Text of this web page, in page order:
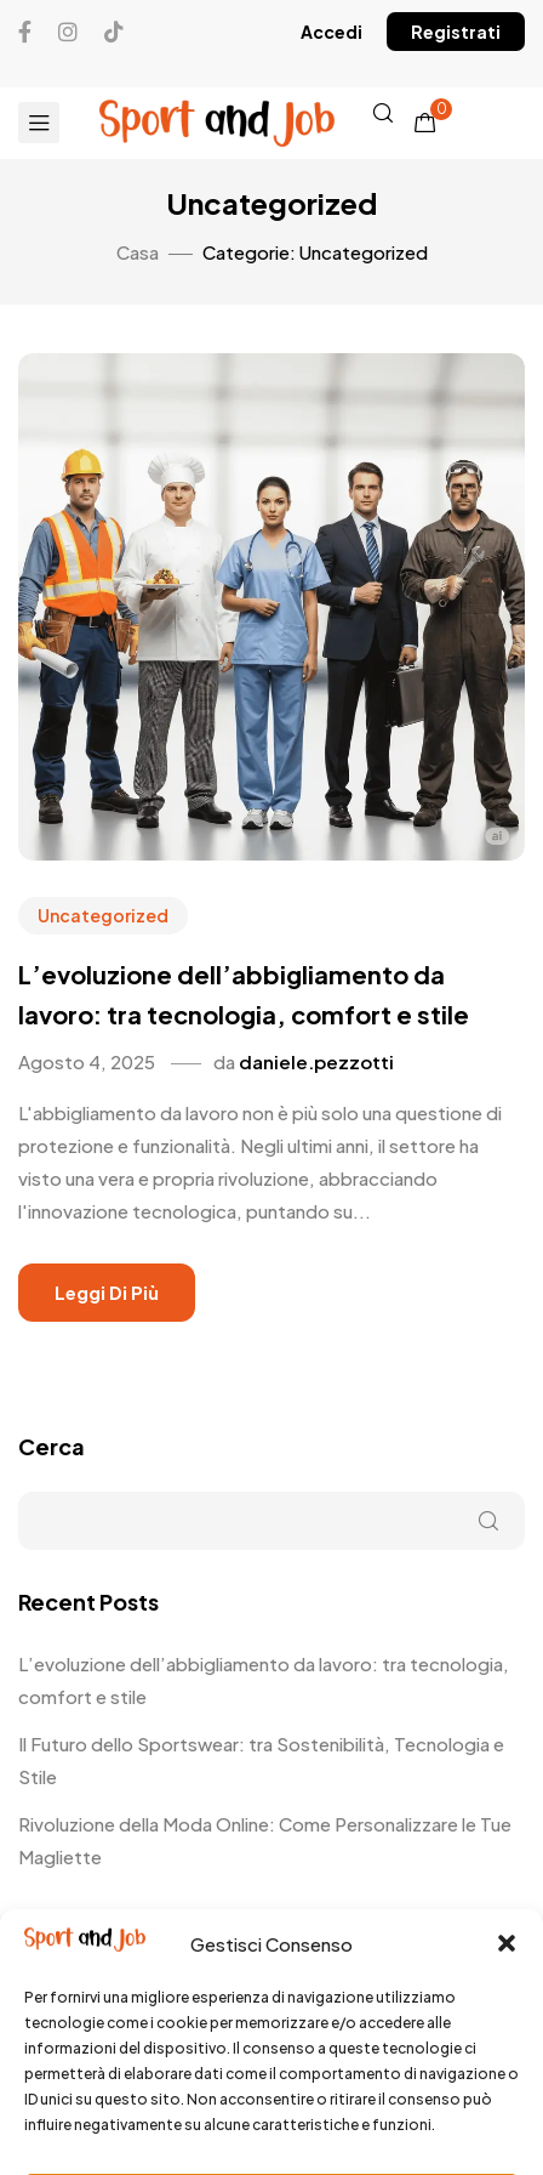
Gestisci Consenso
Per fornirvi una migliore esperienza di navigazione utilizziamo
tecnologie come i cookie per memorizzare e/o accedere alle
informazioni del dispositivo. Il consenso a queste tecnologie ci
permetterà di elaborare dati come il comportamento di navigazione o
ID unici su questo sito. Non acconsentire o ritirare il consenso può
influire negativamente su alcune caratteristiche e funzioni.
Accedi Registrati
0
Uncategorized
Casa Categorie: Uncategorized
Uncategorized
L’evoluzione dell’abbigliamento da
lavoro: tra tecnologia, comfort e stile
Agosto 4, 2025 da daniele.pezzotti
L'abbigliamento da lavoro non è più solo una questione di
protezione e funzionalità. Negli ultimi anni, il settore ha
visto una vera e propria rivoluzione, abbracciando
l'innovazione tecnologica, puntando su...
Leggi Di Più
Cerca
Recent Posts
L’evoluzione dell’abbigliamento da lavoro: tra tecnologia,
comfort e stile
Il Futuro dello Sportswear: tra Sostenibilità, Tecnologia e
Stile
Rivoluzione della Moda Online: Come Personalizzare le Tue
Magliette
Recent Comments
Nessun commento da mostrare.